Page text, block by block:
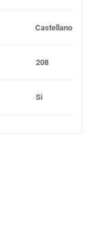
Castellano
208
Si